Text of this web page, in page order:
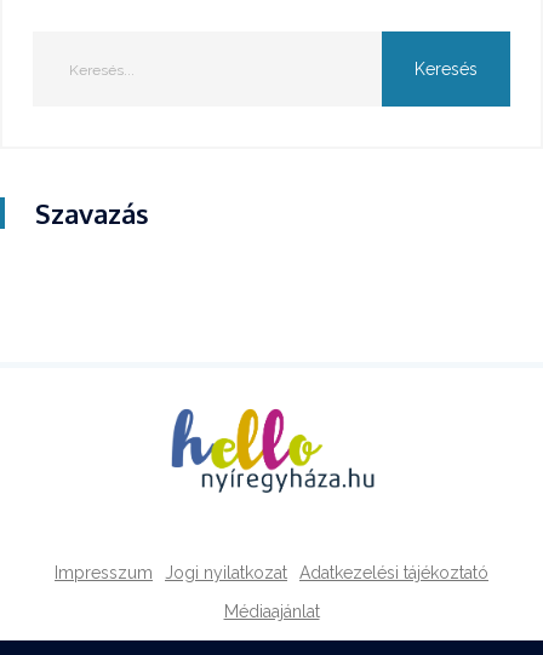
Szavazás
Impresszum Jogi nyilatkozat
Adatkezelési tájékoztató
Médiaajánlat